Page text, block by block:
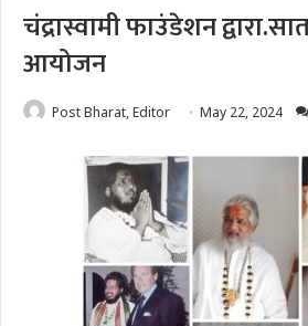
चंद्रास्वामी फाउंडेशन
आयोजन
Post Bharat, Editor May 22, 2024